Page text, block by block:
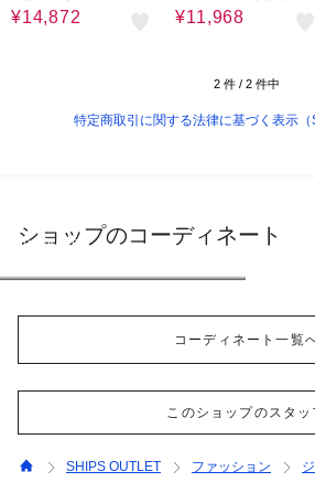
ジャケット ◇
¥14,872
ブルゾン
¥11,968
2 件 / 2 件中
特定商取引に関する法律に基づく表示（
ショップのコーディネート
SHIPS OUTLET
コーディネート一覧
このショップのスタッ
SHIPS OUTLET ファッション